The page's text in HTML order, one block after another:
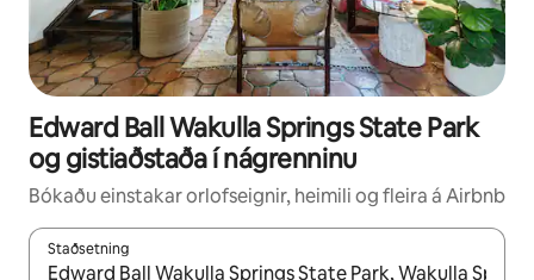
Edward Ball Wakulla Springs State Park
og gistiaðstaða í nágrenninu
Bókaðu einstakar orlofseignir, heimili og fleira á Airbnb
Staðsetning
Þegar niðurstöður liggja fyrir skaltu nota upp og niður